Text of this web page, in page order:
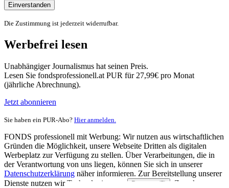
Einverstanden
Die Zustimmung ist jederzeit widerrufbar.
Werbefrei lesen
Unabhängiger Journalismus hat seinen Preis.
Lesen Sie fondsprofessionell.at PUR für 27,99€ pro Monat
(jährliche Abrechnung).
Jetzt abonnieren
Sie haben ein PUR-Abo? Hier anmelden.
FONDS professionell mit Werbung: Wir nutzen aus wirtschaftlichen
Gründen die Möglichkeit, unsere Webseite Dritten als digitalen
Werbeplatz zur Verfügung zu stellen. Über Verarbeitungen, die in
der Verantwortung von uns liegen, können Sie sich in unserer
Datenschutzerklärung näher informieren. Zur Bereitstellung unserer
Dienste nutzen wir Technologien von
Partnern (5)
. Zwecke: